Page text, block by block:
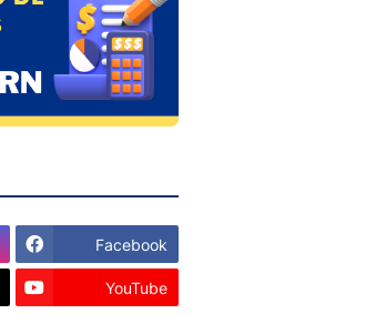
Facebook
YouTube